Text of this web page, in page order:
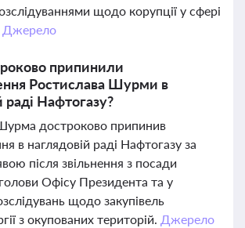
щодо корупції у сфері
Джерело
припинили
Ростислава Шурми в
раді Нафтогазу?
достроково припинив
в наглядовій раді Нафтогазу за
після звільнення з посади
Офісу Президента та у
щодо закупівель
з окупованих територій. Джерело